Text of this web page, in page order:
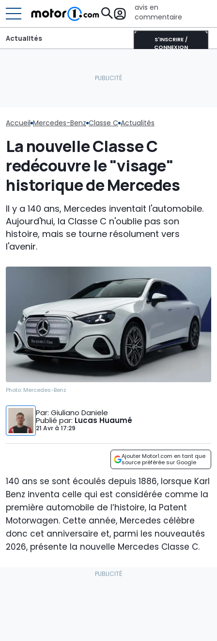
avis en
commentaire
S'INSCRIRE /
CONNEXION
Actualités
Accueil Mercedes-Benz Classe C Actualités
La nouvelle Classe C
redécouvre le "visage"
historique de Mercedes
Il y a 140 ans, Mercedes inventait l'automobile.
Aujourd'hui, la Classe C n'oublie pas son
histoire, mais se tourne résolument vers
l'avenir.
Photo: Mercedes-Benz
Par: Giuliano Daniele
Publié par: Lucas Huaumé
21 Avr à 17:29
Ajouter Motor1.com en tant que
source préférée sur Google
140 ans se sont écoulés depuis 1886, lorsque Karl
Benz inventa celle qui est considérée comme la
première automobile de l’histoire, la Patent
Motorwagen. Cette année, Mercedes célèbre
donc cet anniversaire et, parmi les nouveautés
2026, présente la nouvelle Mercedes Classe C.